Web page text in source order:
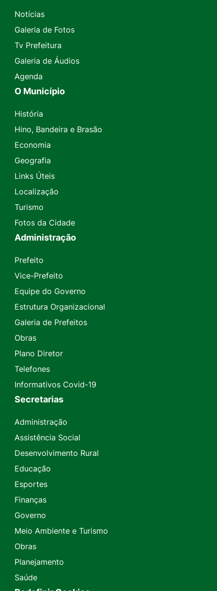
Notícias
Galeria de Fotos
Tv Prefeitura
Galeria de Áudios
Agenda
O Município
História
Hino, Bandeira e Brasão
Economia
Geografia
Links Úteis
Localização
Turismo
Fotos da Cidade
Administração
Prefeito
Vice-Prefeito
Equipe do Governo
Estrutura Organizacional
Galeria de Prefeitos
Obras
Plano Diretor
Telefones
Informativos Covid-19
Secretarias
Administração
Assistência Social
Desenvolvimento Rural
Educação
Esportes
Finanças
Governo
Meio Ambiente e Turismo
Obras
Planejamento
Saúde